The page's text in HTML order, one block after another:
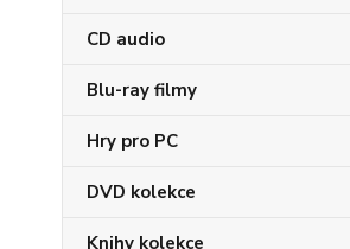
CD audio
Blu-ray filmy
Hry pro PC
DVD kolekce
Knihy kolekce